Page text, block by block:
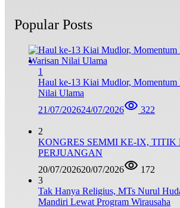
Popular Posts
1
Haul ke-13 Kiai Mudlor, Momentum
Nilai Ulama
21/07/202624/07/2026 322
2
KONGRES SEMMI KE-IX, TITIK
PERJUANGAN
20/07/202620/07/2026
172
3
Tak Hanya Religius, MTs Nurul
Mandiri Lewat Program Wirausaha